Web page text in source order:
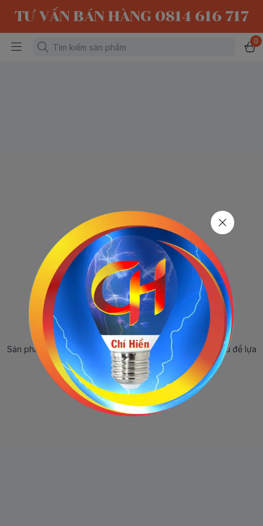
TƯ VẤN BÁN HÀNG 0814 616 717
0
Sản phẩm ngừng bán
Sản phẩm này hiện tại đã ngừng bán. Hãy trở về trang chủ để lựa
chọn sản phẩm khác.
Quay lại trang chủ